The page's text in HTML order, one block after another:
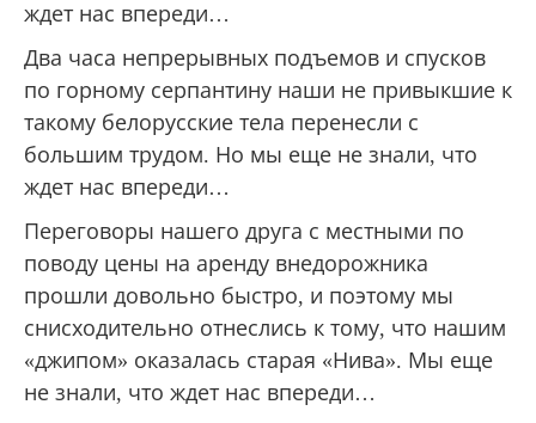
ждет нас впереди…
Два часа непрерывных подъемов и спусков
по горному серпантину наши не привыкшие к
такому белорусские тела перенесли с
большим трудом. Но мы еще не знали, что
ждет нас впереди…
Переговоры нашего друга с местными по
поводу цены на аренду внедорожника
прошли довольно быстро, и поэтому мы
снисходительно отнеслись к тому, что нашим
«джипом» оказалась старая «Нива». Мы еще
не знали, что ждет нас впереди…